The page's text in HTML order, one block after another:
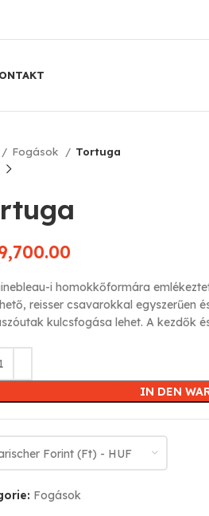
Fogások Tortuga
i homokkőformára
reisser csavarokkal egyszerűen
kulcsfogása lehet. A kezdők
IN DEN
Forint (Ft) - HUF
Fogások